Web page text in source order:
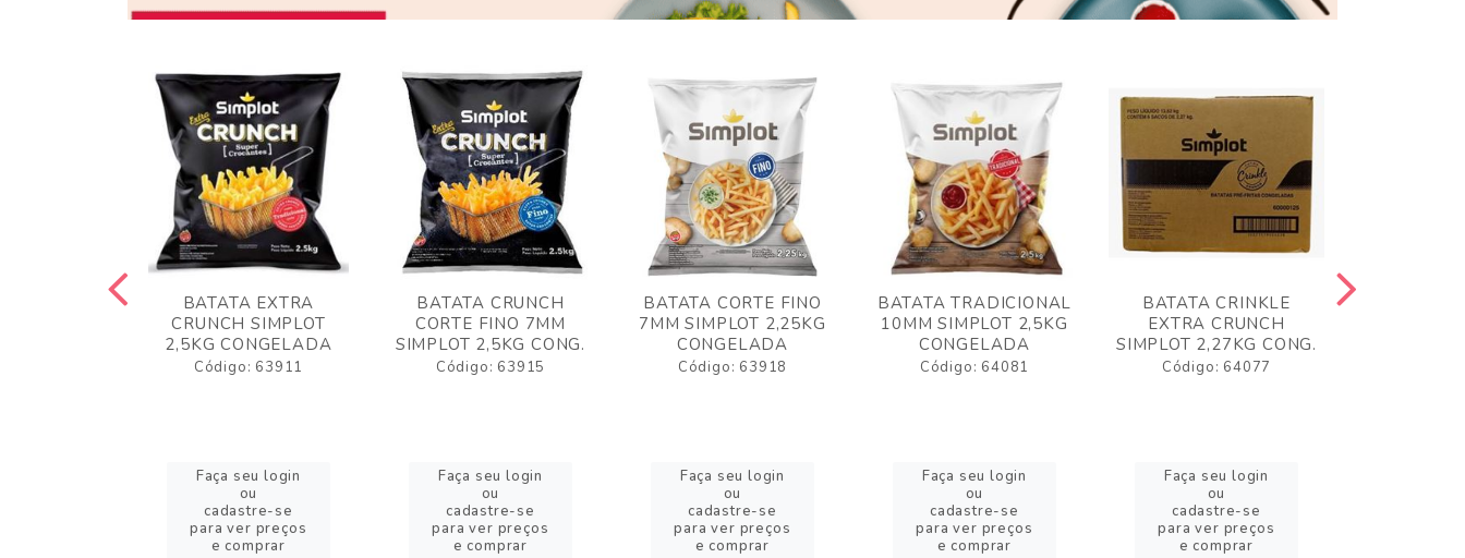
BATATA EXTRA
CRUNCH SIMPLOT
2,5KG CONGELADA
Código: 63911
Faça seu login
ou
cadastre-se
para ver preços
e comprar
BATATA CRUNCH
CORTE FINO 7MM
SIMPLOT 2,5KG CONG.
Código: 63915
Faça seu login
ou
cadastre-se
para ver preços
e comprar
BATATA CORTE FINO
7MM SIMPLOT 2,25KG
CONGELADA
Código: 63918
Faça seu login
ou
cadastre-se
para ver preços
e comprar
BATATA TRADICIONAL
10MM SIMPLOT 2,5KG
CONGELADA
Código: 64081
Faça seu login
ou
cadastre-se
para ver preços
e comprar
BATATA CRINKLE
EXTRA CRUNCH
SIMPLOT 2,27KG CONG.
Código: 64077
Faça seu login
ou
cadastre-se
para ver preços
e comprar